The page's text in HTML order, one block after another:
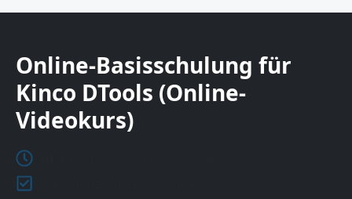
Online-Basisschulung für
Kinco DTools (Online-
Videokurs)